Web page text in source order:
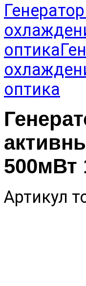
оптика
оптика
500мВт
Артикул